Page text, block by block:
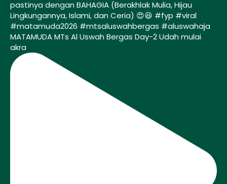
MATAMUDA MTs Al Uswah Bergas Day-2 Udah mulai
akra